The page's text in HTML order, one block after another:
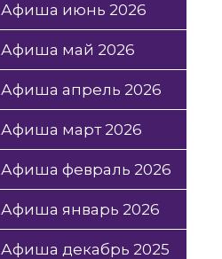
Афиша июнь 2026
Афиша май 2026
Афиша апрель 2026
Афиша март 2026
Афиша февраль 2026
Афиша январь 2026
Афиша декабрь 2025